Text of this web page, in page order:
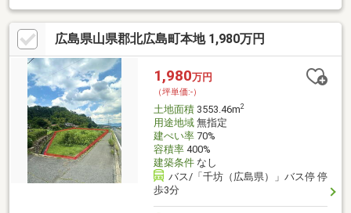
広島県山県郡北広島町本地 1,980万円
1,980万円
（坪単価:-）
土地面積3553.46m2
用途地域無指定
建ぺい率70%
容積率400%
建築条件なし
バス/「千坊（広島県）」バス停 停
歩3分